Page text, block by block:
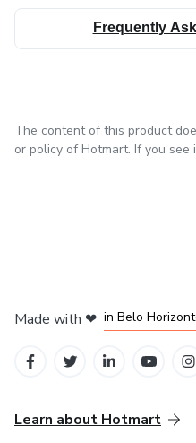
Frequently
The content of this product
or policy of Hotmart. If you see
Made with ❤ in Belo
Learn about Hotmart